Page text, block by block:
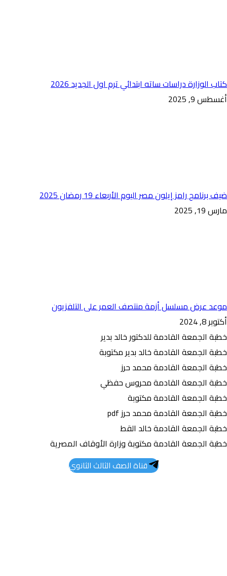
كتاب الوزارة دراسات ساته ابتدائي ترم اول الجديد 2026
أغسطس 9, 2025
ضيف برنامج رامز إيلون مصر اليوم الأربعاء 19 رمضان 2025
مارس 19, 2025
موعد عرض مسلسل أزمة منتصف العمر على التلفزيون
أكتوبر 8, 2024
خطبة الجمعة القادمة للدكتور خالد بدير
خطبة الجمعة القادمة خالد بدير مكتوبة
خطبة الجمعة القادمة محمد حرز
خطبة الجمعة القادمة محروس حفظي
خطبة الجمعة القادمة مكتوبة
خطبة الجمعة القادمة محمد حرز pdf
خطبة الجمعة القادمة خالد القط
خطبة الجمعة القادمة مكتوبة وزارة الأوقاف المصرية
قناة الصف الثالث الثانوي